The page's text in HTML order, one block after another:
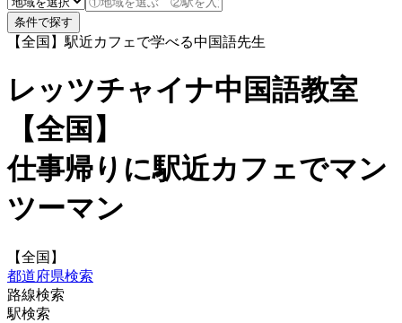
【全国】駅近カフェで学べる中国語先生
レッツチャイナ中国語教室
【全国】
仕事帰りに駅近カフェでマン
ツーマン
【全国】
都道府県検索
路線検索
駅検索